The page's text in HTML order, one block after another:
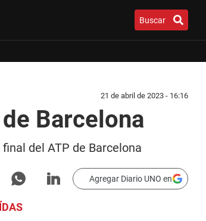
Buscar
21 de abril de 2023 - 16:16
Barcelona
del ATP de Barcelona
Agregar Diario UNO en